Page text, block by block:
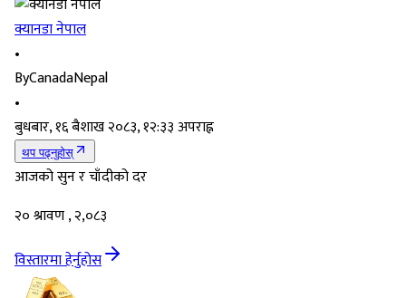
क्यानडा नेपाल
•
ByCanadaNepal
•
बुधबार, १६ बैशाख २०८३, १२:३३ अपराह्न
थप पढ्नुहोस्
आजको सुन र चाँदीको दर
२० श्रावण , २,०८३
विस्तारमा हेर्नुहोस